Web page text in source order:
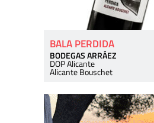
BALA PERDIDA
BODEGAS ARRÁEZ
DOP Alicante
Alicante Bouschet